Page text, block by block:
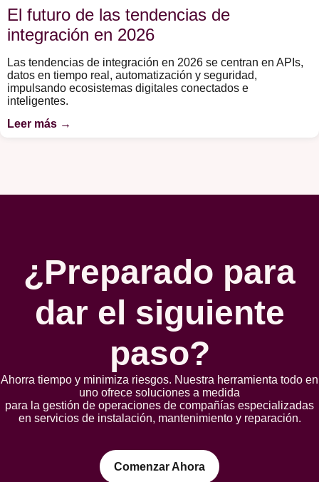
El futuro de las tendencias de
integración en 2026
Las tendencias de integración en 2026 se centran en APIs,
datos en tiempo real, automatización y seguridad,
impulsando ecosistemas digitales conectados e
inteligentes.
Leer más →
¿Preparado para
dar el siguiente
paso?
Ahorra tiempo y minimiza riesgos. Nuestra herramienta todo en
uno ofrece soluciones a medida
para la gestión de operaciones de compañías especializadas
en servicios de instalación, mantenimiento y reparación.
Comenzar Ahora